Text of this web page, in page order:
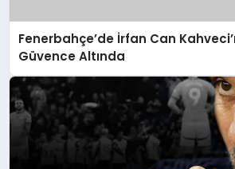
Fenerbahçe’de İrfan Can
Güvence Altında